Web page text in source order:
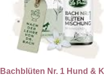
Nr. 1 Hund &